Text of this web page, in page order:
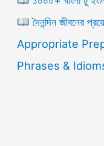
দৈনন্দিন জীবনের
Appropriate
Phrases &